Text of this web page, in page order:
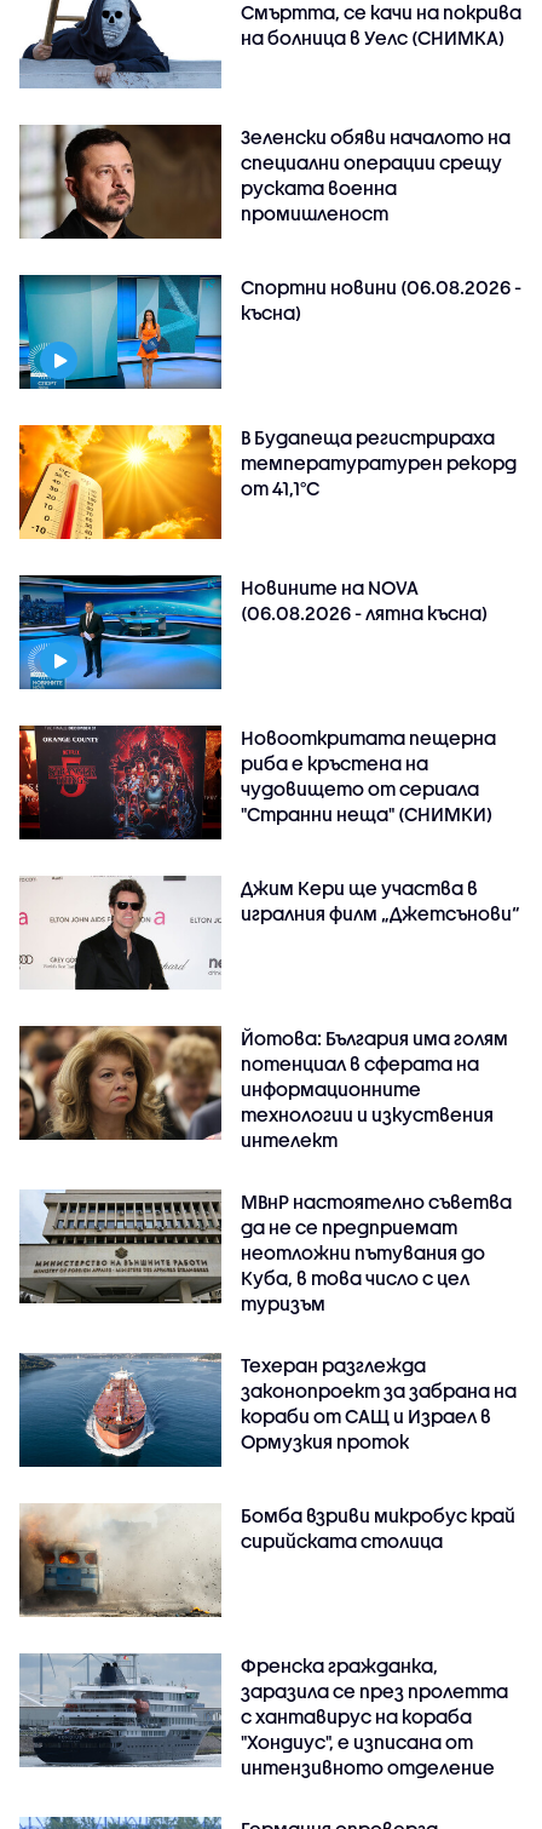
Смъртта, се качи на покрива
на болница в Уелс (СНИМКА)
Зеленски обяви началото на
специални операции срещу
руската военна
промишленост
Спортни новини (06.08.2026 -
късна)
В Будапеща регистрираха
температуратурен рекорд
от 41,1°C
Новините на NOVA
(06.08.2026 - лятна късна)
Новооткритата пещерна
риба е кръстена на
чудовището от сериала
"Странни неща" (СНИМКИ)
Джим Кери ще участва в
игралния филм „Джетсънови“
Йотова: България има голям
потенциал в сферата на
информационните
технологии и изкуствения
интелект
МВнР настоятелно съветва
да не се предприемат
неотложни пътувания до
Куба, в това число с цел
туризъм
Техеран разглежда
законопроект за забрана на
кораби от САЩ и Израел в
Ормузкия проток
Бомба взриви микробус край
сирийската столица
Френска гражданка,
заразила се през пролетта
с хантавирус на кораба
"Хондиус", е изписана от
интензивното отделение